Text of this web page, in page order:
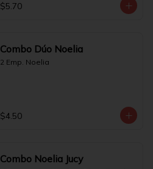
$5.70
Combo Dúo Noelia
2 Emp. Noelia
$4.50
Combo Noelia Jucy